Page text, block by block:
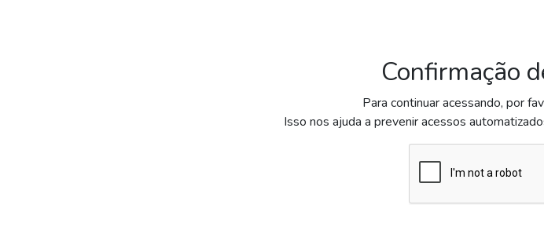
Confirmação
Para continuar acessando, por
Isso nos ajuda a prevenir acessos